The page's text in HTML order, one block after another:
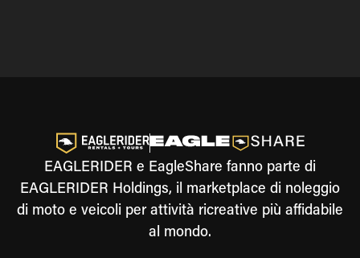
EAGLERIDER e EagleShare fanno parte di
EAGLERIDER Holdings, il marketplace di noleggio
di moto e veicoli per attività ricreative più affidabile
al mondo.